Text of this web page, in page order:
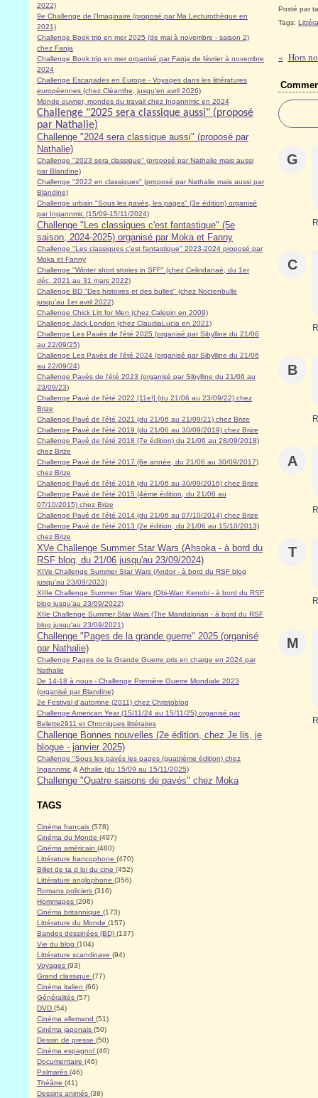
2022)
9e Challenge de l'Imaginaire (proposé par Ma Lecturothèque en
2021)
Challenge Book trip en mer 2025 (de mai à novembre - saison 2)
chez Fanja
Challenge Book trip en mer organisé par Fanja de février à novembre
2024
Challenge Escapades en Europe - Voyages dans les littératures
européennes (chez Cléanthe, jusqu'en avril 2026)
Monde ouvrier, mondes du travail chez Ingannmic en 2024
Challenge "2025 sera classique aussi" (proposé
par Nathalie)
Challenge "2024 sera classique aussi" (proposé par
Nathalie)
Challenge "2023 sera classique" (proposé par Nathalie mais aussi
par Blandine)
Challenge "2022 en classiques" (proposé par Nathalie mais aussi par
Blandine)
Challenge urbain "Sous les pavés, les pages" (3e édition) organisé
par Ingannmic (15/09-15/11/2024)
Challenge "Les classiques c'est fantastique" (5e
saison, 2024-2025) organisé par Moka et Fanny
Challenge "Les classiques c'est fantastique" 2023-2024 proposé par
Moka et Fanny
Challenge "Winter short stories in SFF" (chez Celindanaé, du 1er
déc. 2021 au 31 mars 2022)
Challenge BD "Des histoires et des bulles" (chez Noctenbulle
jusqu'au 1er avril 2022)
Challenge Chick Litt for Men (chez Calepin en 2009)
Challenge Jack London (chez ClaudiaLucia en 2021)
Challenge Les Pavés de l'été 2025 (organisé par Sibylline du 21/06
au 22/09/25)
Challenge Les Pavés de l'été 2024 (organisé par Sibylline du 21/06
au 22/09/24)
Challenge Pavés de l'été 2023 (organisé par Sibylline du 21/06 au
23/09/23)
Challenge Pavé de l'été 2022 [11e!] (du 21/06 au 23/09/22) chez
Brize
Challenge Pavé de l'été 2021 (du 21/06 au 21/09/21) chez Brize
Challenge Pavé de l'été 2019 (du 21/06 au 30/09/2019) chez Brize
Challenge Pavé de l'été 2018 (7e édition) du 21/06 au 28/09/2018)
chez Brize
Challenge Pavé de l'été 2017 (6e année, du 21/06 au 30/09/2017)
chez Brize
Challenge Pavé de l'été 2016 (du 21/06 au 30/09/2016) chez Brize
Challenge Pavé de l'été 2015 (4ème édition, du 21/06 au
07/10/2015) chez Brize
Challenge Pavé de l'été 2014 (du 21/06 au 07/10/2014) chez Brize
Challenge Pavé de l'été 2013 (2e édition, du 21/06 au 15/10/2013)
chez Brize
XVe Challenge Summer Star Wars (Ahsoka - à bord du
RSF blog, du 21/06 jusqu'au 23/09/2024)
XIVe Challenge Summer Star Wars (Andor - à bord du RSF blog
jusqu'au 23/09/2023)
XIIIe Challenge Summer Star Wars (Obi-Wan Kenobi - à bord du RSF
blog jusqu'au 23/09/2022)
XIIe Challenge Summer Star Wars (The Mandalorian - à bord du RSF
blog jusqu'au 23/09/2021)
Challenge "Pages de la grande guerre" 2025 (organisé
par Nathalie)
Challenge Pages de la Grande Guerre pris en charge en 2024 par
Nathalie
De 14-18 à nous - Challenge Première Guerre Mondiale 2023
(organisé par Blandine)
2e Festival d'automne (2011) chez Christoblog
Challenge American Year (15/11/24 au 15/11/25) organisé par
Belette2911 et Chroniques littéraires
Challenge Bonnes nouvelles (2e édition, chez Je lis, je
blogue - janvier 2025)
Challenge "Sous les pavés les pages (quatrième édition) chez
Ingannmic & Athalie (du 15/09 au 15/11/2025)
Challenge "Quatre saisons de pavés" chez Moka
TAGS
Cinéma français (578)
Cinéma du Monde (497)
Cinéma américain (480)
Littérature francophone (470)
Billet de ta d loi du cine (452)
Littérature anglophone (356)
Romans policiers (316)
Hommages (206)
Cinéma britannique (173)
Littérature du Monde (157)
Bandes dessinées (BD) (137)
Vie du blog (104)
Littérature scandinave (94)
Voyages (93)
Grand classique (77)
Cinéma italien (66)
Généralités (57)
DVD (54)
Cinéma allemand (51)
Cinéma japonais (50)
Dessin de presse (50)
Cinéma espagnol (46)
Documentaire (46)
Palmarès (46)
Théâtre (41)
Dessins animés (38)
Posté par
Tags:
Hors
G
C
B
A
T
M